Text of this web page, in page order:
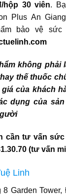
hộp 30 viên.
Plus An
bảo vệ sức
không phải
thế thuốc
của khách
dụng của
cần tư vấn
(tư vấn
Linh
Garden